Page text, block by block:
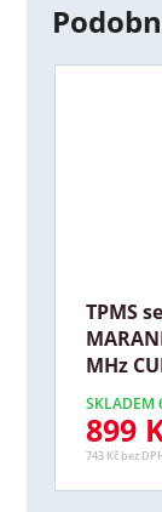
TPMS
MHz
899
743 Kč bez